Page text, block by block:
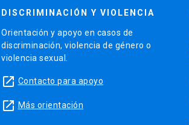
DISCRIMINACIÓN Y VIOLENCIA
Orientación y apoyo en casos de
discriminación, violencia de género o
violencia sexual.
launch Contacto para apoyo
launch Más orientación